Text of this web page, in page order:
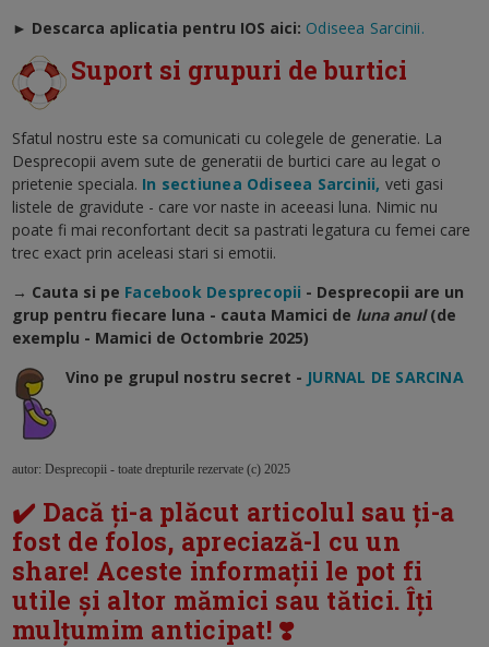
► Descarca aplicatia pentru IOS aici: Odiseea Sarcinii.
Suport si grupuri de burtici
Sfatul nostru este sa comunicati cu colegele de generatie. La
Desprecopii avem sute de generatii de burtici care au legat o
prietenie speciala. In sectiunea Odiseea Sarcinii, veti gasi
listele de gravidute - care vor naste in aceeasi luna. Nimic nu
poate fi mai reconfortant decit sa pastrati legatura cu femei care
trec exact prin aceleasi stari si emotii.
→ Cauta si pe Facebook Desprecopii - Desprecopii are un
grup pentru fiecare luna - cauta Mamici de luna anul (de
exemplu - Mamici de Octombrie 2025)
Vino pe grupul nostru secret - JURNAL DE SARCINA
autor: Desprecopii - toate drepturile rezervate (c) 2025
✔️ Dacă ți-a plăcut articolul sau ți-a
fost de folos, apreciază-l cu un
share! Aceste informații le pot fi
utile și altor mămici sau tătici. Îți
mulțumim anticipat! ❣️